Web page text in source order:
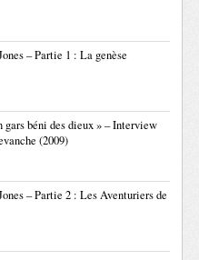
– Partie 1 : La genèse
gars béni des dieux » – Interview
(2009)
– Partie 2 : Les Aventuriers de